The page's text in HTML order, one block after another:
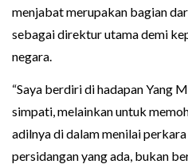
menjabat merupakan bagian
sebagai direktur utama demi
negara.
“Saya berdiri di hadapan Yang
simpati, melainkan untuk
adilnya di dalam menilai
persidangan yang ada, bukan